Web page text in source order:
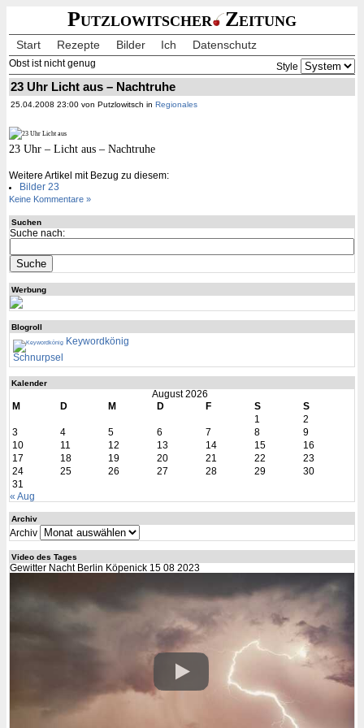
Putzlowitscher Zeitung
Start Rezepte Bilder Ich Datenschutz
Obst ist nicht genug Style
23 Uhr Licht aus – Nachtruhe
25.04.2008 23:00 von Putzlowitsch in Regionales
23 Uhr – Licht aus – Nachtruhe
Weitere Artikel mit Bezug zu diesem:
Bilder 23
Keine Kommentare »
Suchen
Suche nach:
Werbung
Blogroll
Keywordkönig
Schnurpsel
Kalender
August 2026
M
D M D F S
S
1
2
3
4 5 6 7 8
9
10
11 12 13 14 15
16
17
18 19 20 21 22
23
24
25 26 27 28 29
30
31
« Aug
Archiv
Archiv
Video des Tages
Gewitter Nacht Berlin Köpenick 15 08 2023